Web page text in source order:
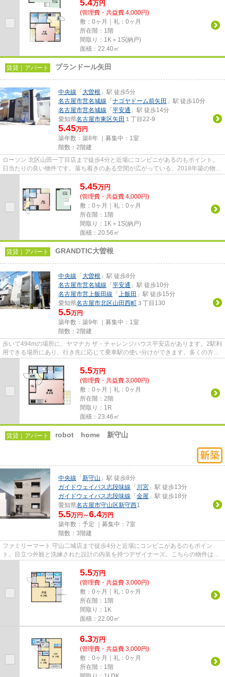
5.4万円
(管理費・共益費 4,000円)
敷：0ヶ月｜礼：0ヶ月
所在階：1階
間取り：1K＋1S(納戸)
面積：22.40㎡
賃貸｜アパート プランドール矢田
中央線 「 大曽根 」駅 徒歩5分
名古屋市営名城線 「 ナゴヤドーム前矢田 」駅 徒歩10分
名古屋市営名城線 「 平安通 」駅 徒歩14分
愛知県名古屋市東区矢田 １丁目22-9
5.45万円
築年数：築8年 ｜募集中： 1室
階数：2階建
ローソン 北区山田一丁目店まで徒歩4分と近場にコンビニがあるのもポイント。
日当たりの良い物件です。落ち着きのある空間が広がっている、2018年築の物件
5.45万円
(管理費・共益費 4,000円)
敷：0ヶ月｜礼：0ヶ月
所在階：1階
間取り：1K＋1S(納戸)
面積：20.56㎡
賃貸｜アパート GRANDTIC大曽根
中央線 「 大曽根 」駅 徒歩8分
名古屋市営名城線 「 平安通 」駅 徒歩10分
名古屋市営上飯田線 「 上飯田 」駅 徒歩15分
愛知県名古屋市北区山田西町 ３丁目130
5.5万円
築年数：築9年 ｜募集中： 1室
階数：2階建
歩いて494mの場所に、ヤマナカ ザ・チャレンジハウス平安店があります。2駅利
用できる場所にあり、行き先に応じて乗車駅の使い分けができます。多くの方が
5.5万円
(管理費・共益費 3,000円)
敷：0ヶ月｜礼：0ヶ月
所在階：2階
間取り：1R
面積：23.46㎡
賃貸｜アパート robot home 新守山
中央線 「 新守山 」駅 徒歩8分
ガイドウェイバス志段味線 「 川宮 」駅 徒歩13分
ガイドウェイバス志段味線 「 金屋 」駅 徒歩18分
愛知県名古屋市守山区新守西1
5.5万円～6.4万円
築年数：予定 ｜募集中： 7室
階数：3階建
ファミリーマート 守山二城店まで徒歩4分と近場にコンビニがあるのもポイン
ト。目立つ外観と洗練された設計の内装を持つデザイナーズ。こちらの物件はア
5.5万円
(管理費・共益費 3,000円)
敷：0ヶ月｜礼：0ヶ月
所在階：1階
間取り：1K
面積：22.00㎡
6.3万円
(管理費・共益費 3,000円)
敷：0ヶ月｜礼：0ヶ月
所在階：1階